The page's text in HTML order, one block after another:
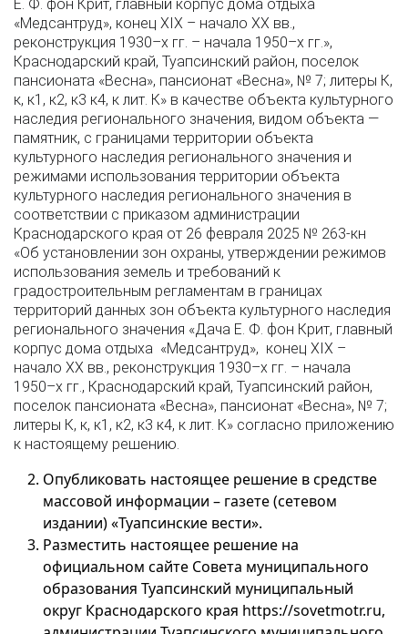
Е. Ф. фон Крит, главный корпус дома отдыха
«Медсантруд», конец XIX – начало XX вв.,
реконструкция 1930–х гг. – начала 1950–х гг.»,
Краснодарский край, Туапсинский район, поселок
пансионата «Весна», пансионат «Весна», № 7; литеры К,
к, к1, к2, к3 к4, к лит. К» в качестве объекта культурного
наследия регионального значения, видом объекта —
памятник, с границами территории объекта
культурного наследия регионального значения и
режимами использования территории объекта
культурного наследия регионального значения в
соответствии с приказом администрации
Краснодарского края от 26 февраля 2025 № 263-кн
«Об установлении зон охраны, утверждении режимов
использования земель и требований к
градостроительным регламентам в границах
территорий данных зон объекта культурного наследия
регионального значения «Дача Е. Ф. фон Крит, главный
корпус дома отдыха «Медсантруд», конец XIX –
начало XX вв., реконструкция 1930–х гг. – начала
1950–х гг., Краснодарский край, Туапсинский район,
поселок пансионата «Весна», пансионат «Весна», № 7;
литеры К, к, к1, к2, к3 к4, к лит. К» согласно приложению
к настоящему решению.
Опубликовать настоящее решение в средстве
массовой информации – газете (сетевом
издании) «Туапсинские вести».
Разместить настоящее решение на
официальном сайте Совета муниципального
образования Туапсинский муниципальный
округ Краснодарского края https://sovetmotr.ru,